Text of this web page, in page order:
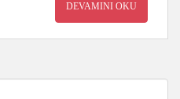
DEVAMINI OKU